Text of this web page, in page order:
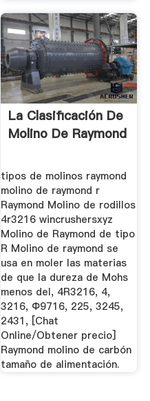
La Clasificación De
Molino De Raymond
tipos de molinos raymond
molino de raymond r
Raymond Molino de rodillos
4r3216 wincrushersxyz
Molino de Raymond de tipo
R Molino de raymond se
usa en moler las materias
de que la dureza de Mohs
menos del, 4R3216, 4,
3216, Ф9716, 225, 3245,
2431, [Chat
Online/Obtener precio]
Raymond molino de carbón
tamaño de alimentación.